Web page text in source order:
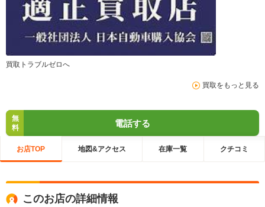
買取トラブルゼロへ
買取をもっと見る
無
料
電話する
お店TOP 地図&アクセス 在庫一覧 クチコミ
このお店の詳細情報